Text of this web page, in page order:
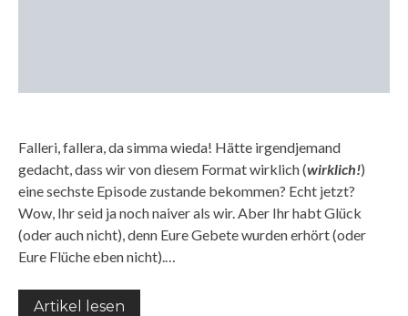
Falleri, fallera, da simma wieda! Hätte irgendjemand
gedacht, dass wir von diesem Format wirklich (wirklich!)
eine sechste Episode zustande bekommen? Echt jetzt?
Wow, Ihr seid ja noch naiver als wir. Aber Ihr habt Glück
(oder auch nicht), denn Eure Gebete wurden erhört (oder
Eure Flüche eben nicht).…
Artikel lesen